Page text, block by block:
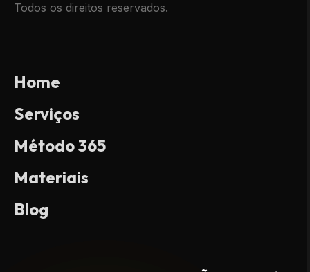
Todos os direitos reservados.
Home
Serviços
Método 365
Materiais
Blog